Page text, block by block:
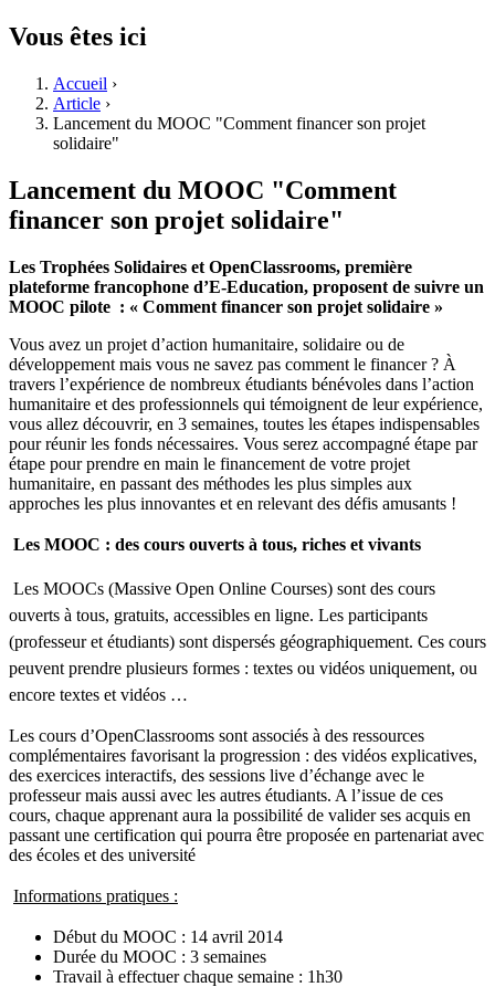
Vous êtes ici
Accueil ›
Article ›
Lancement du MOOC "Comment financer son projet
solidaire"
Lancement du MOOC "Comment
financer son projet solidaire"
Les Trophées Solidaires et OpenClassrooms, première
plateforme francophone d’E-Education, proposent de suivre un
MOOC pilote : « Comment financer son projet solidaire »
Vous avez un projet d’action humanitaire, solidaire ou de
développement mais vous ne savez pas comment le financer ? À
travers l’expérience de nombreux étudiants bénévoles dans l’action
humanitaire et des professionnels qui témoignent de leur expérience,
vous allez découvrir, en 3 semaines, toutes les étapes indispensables
pour réunir les fonds nécessaires. Vous serez accompagné étape par
étape pour prendre en main le financement de votre projet
humanitaire, en passant des méthodes les plus simples aux
approches les plus innovantes et en relevant des défis amusants !
Les MOOC : des cours ouverts à tous, riches et vivants
Les MOOCs (Massive Open Online Courses) sont des cours
ouverts à tous, gratuits, accessibles en ligne. Les participants
(professeur et étudiants) sont dispersés géographiquement. Ces cours
peuvent prendre plusieurs formes : textes ou vidéos uniquement, ou
encore textes et vidéos …
Les cours d’OpenClassrooms sont associés à des ressources
complémentaires favorisant la progression : des vidéos explicatives,
des exercices interactifs, des sessions live d’échange avec le
professeur mais aussi avec les autres étudiants. A l’issue de ces
cours, chaque apprenant aura la possibilité de valider ses acquis en
passant une certification qui pourra être proposée en partenariat avec
des écoles et des université
Informations pratiques :
Début du MOOC : 14 avril 2014
Durée du MOOC : 3 semaines
Travail à effectuer chaque semaine : 1h30